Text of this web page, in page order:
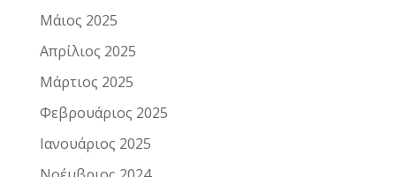
Μάιος 2025
Απρίλιος 2025
Μάρτιος 2025
Φεβρουάριος 2025
Ιανουάριος 2025